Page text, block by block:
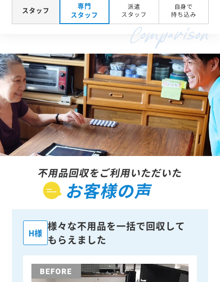
スタッフ
専門
スタッフ
派遣
スタッフ
自身で
持ち込み
不用品回収をご利用いただいた
お客様の声
H様
様々な不用品を一括で回収して
もらえました